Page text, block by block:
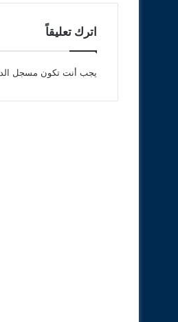
اترك تعليقاً
يجب أنت تكون مسجل